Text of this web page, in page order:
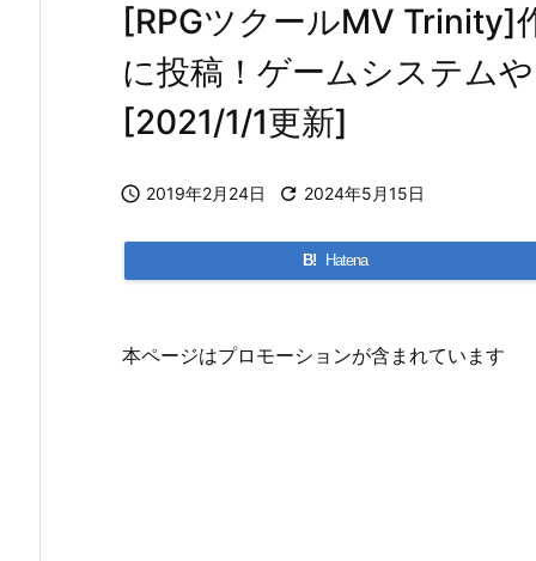
[RPGツクールMV Trinity]
に投稿！ゲームシステム
[2021/1/1更新]
 2019年2月24日  2024年5月15日
B! Hatena
本ページはプロモーションが含まれています